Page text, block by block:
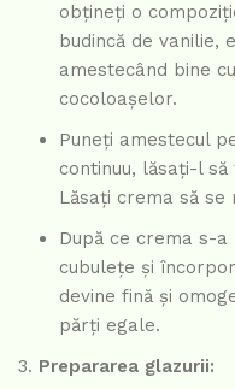
obțineți o
budincă de vanilie,
amestecând bine
cocoloașelor.
Puneți amestecul
continuu, lăsați-l
Lăsați crema să se
După ce crema s-
cubulețe și
devine fină și
părți egale.
Prepararea glazurii: